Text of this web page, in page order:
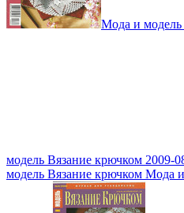
Мода и
модель Вязание крючком 2009-
модель Вязание крючком Мода